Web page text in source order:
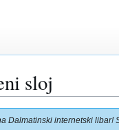
sloj
Dalmatinski internetski libar!